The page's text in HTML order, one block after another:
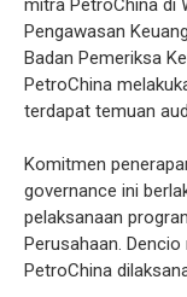
mitra PetroChina di
Pengawasan
Badan Pemeriksa
PetroChina
terdapat temuan
Komitmen
governance ini
pelaksanaan
Perusahaan.
PetroChina